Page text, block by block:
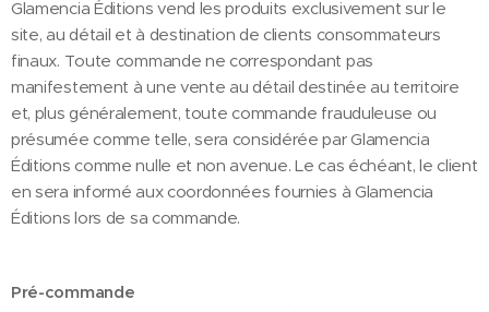
Glamencia Éditions vend les produits exclusivement sur le
site, au détail et à destination de clients consommateurs
finaux. Toute commande ne correspondant pas
manifestement à une vente au détail destinée au territoire
et, plus généralement, toute commande frauduleuse ou
présumée comme telle, sera considérée par Glamencia
Éditions comme nulle et non avenue. Le cas échéant, le client
en sera informé aux coordonnées fournies à Glamencia
Éditions lors de sa commande.
Pré-commande